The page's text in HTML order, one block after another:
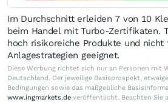
Im Durchschnitt erleiden 7 von 10
beim Handel mit Turbo-Zertifikaten.
hoch risikoreiche Produkte und nicht
Anlagestrategien geeignet.
Diese Werbung richtet sich nur an Personen mit
Deutschland. Der jeweilige Basisprospekt,
Bedingungen sowie das maßgebliche
www.ingmarkets.de veröffentlicht. Beachten Sie